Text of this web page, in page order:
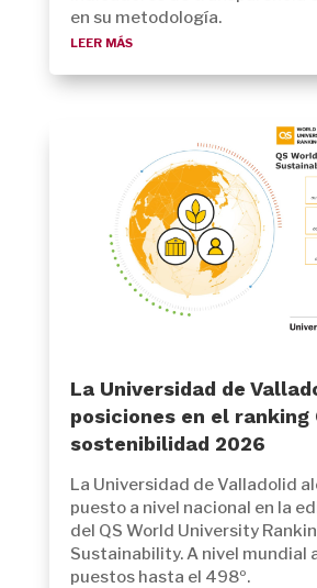
en su metodología.
leer más
La Universidad de
posiciones en el ranking
sostenibilidad 2026
La Universidad de Valladolid
puesto a nivel nacional en la
del QS World University
Sustainability. A nivel mundial
puestos hasta el 498º.